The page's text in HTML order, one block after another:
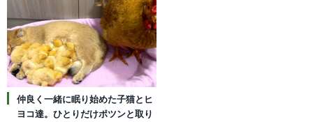
仲良く一緒に眠り始めた子猫とヒ
ヨコ達。ひとりだけポツンと取り